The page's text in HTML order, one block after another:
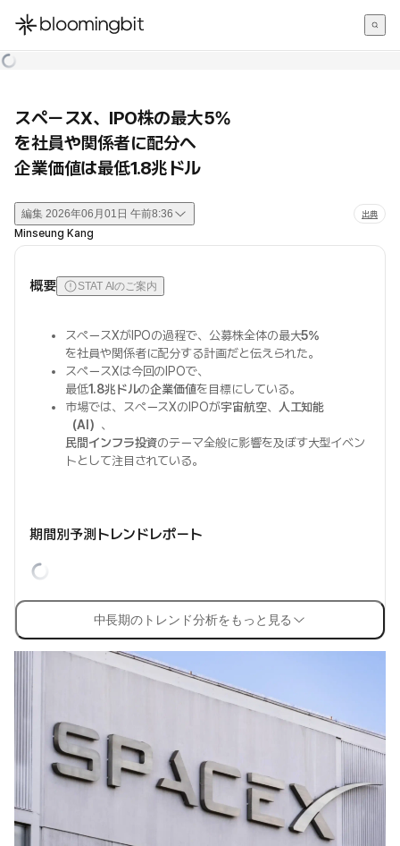
한국어
スペースX、IPO株の最大5%
を社員や関係者に配分へ
企業価値は最低1.8兆ドル
編集 2026年06月01日 午前8:36 出典
Minseung Kang
概要 STAT AIのご案内
スペースXがIPOの過程で、公募株全体の最大5%
を社員や関係者に配分する計画だと伝えられた。
スペースXは今回のIPOで、
最低1.8兆ドルの企業価値を目標にしている。
市場では、スペースXのIPOが宇宙航空、
人工知能
（AI） 、
民間インフラ投資のテーマ全般に影響を及ぼす大型イベン
トとして注目されている。
期間別予測トレンドレポート
中長期のトレンド分析をもっと見る